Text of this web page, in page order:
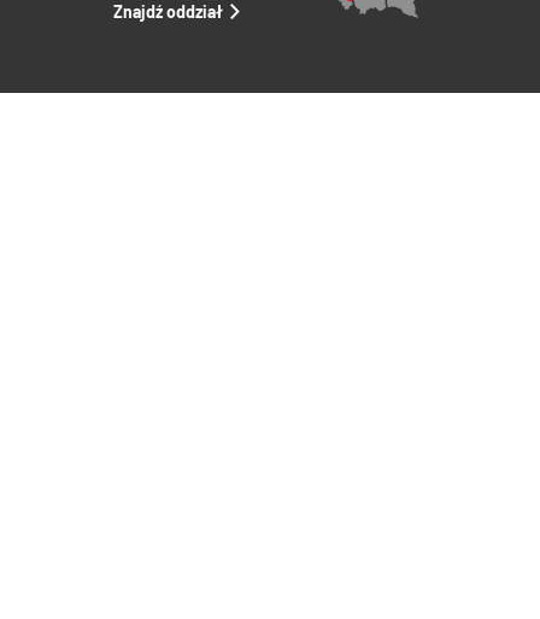
Znajdź oddział